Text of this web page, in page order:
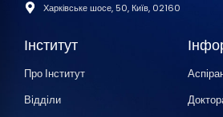
Харківське шосе, 50, Київ, 02160
Інститут
Про Інститут
Відділи